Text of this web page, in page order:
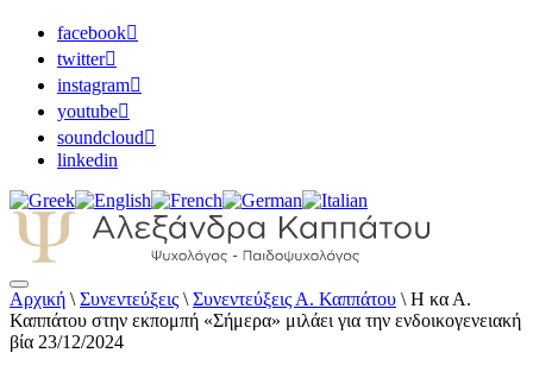
facebook
twitter
instagram
youtube
soundcloud
linkedin
Αλεξάνδρα Καππάτου Ψυχολόγος –
Παιδοψυχολόγος
Αρχική \ Συνεντεύξεις \ Συνεντεύξεις Α. Καππάτου \ Η κα Α.
Καππάτου στην εκπομπή «Σήμερα» μιλάει για την ενδοικογενειακή
βία 23/12/2024